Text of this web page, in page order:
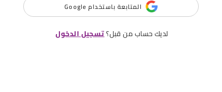
المتابعة باستخدام Google
لديك حساب من قبل؟تسجيل الدخول